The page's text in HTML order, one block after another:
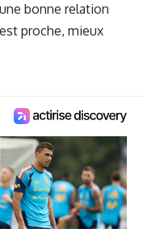
bonne relation
proche, mieux